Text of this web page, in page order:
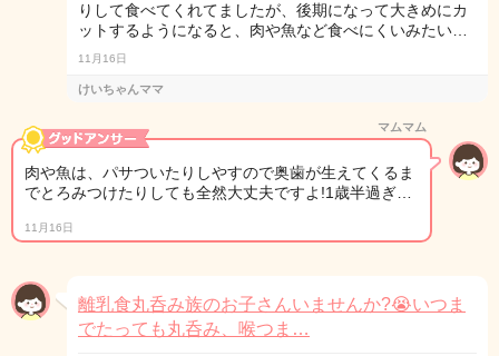
りして食べてくれてましたが、後期になって大きめにカ
ットするようになると、肉や魚など食べにくいみたい…
11月16日
けいちゃんママ
マムマム
肉や魚は、パサついたりしやすので奥歯が生えてくるま
でとろみつけたりしても全然大丈夫ですよ!1歳半過ぎ…
11月16日
離乳食丸呑み族のお子さんいませんか?😭いつま
でたっても丸呑み、喉つま…